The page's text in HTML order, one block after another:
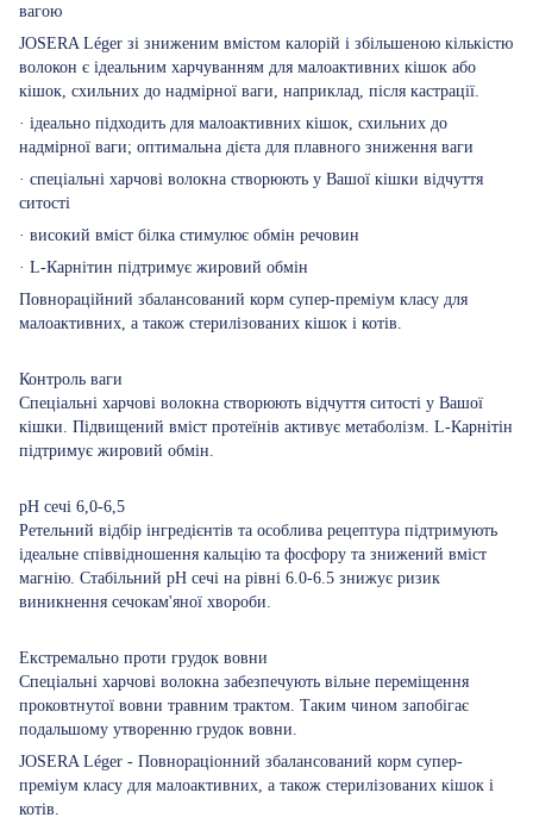
вагою
JOSERA Léger зі зниженим вмістом калорій і збільшеною кількістю
волокон є ідеальним харчуванням для малоактивних кішок або
кішок, схильних до надмірної ваги, наприклад, після кастрації.
· ідеально підходить для малоактивних кішок, схильних до
надмірної ваги; оптимальна дієта для плавного зниження ваги
· спеціальні харчові волокна створюють у Вашої кішки відчуття
ситості
· високий вміст білка стимулює обмін речовин
· L-Карнітин підтримує жировий обмін
Повнораційний збалансований корм супер-преміум класу для
малоактивних, а також стерилізованих кішок і котів.
Контроль ваги
Спеціальні харчові волокна створюють відчуття ситості у Вашої
кішки. Підвищений вміст протеїнів активує метаболізм. L-Карнітін
підтримує жировий обмін.
pH сечі 6,0-6,5
Ретельний відбір інгредієнтів та особлива рецептура підтримують
ідеальне співвідношення кальцію та фосфору та знижений вміст
магнію. Стабільний pH сечі на рівні 6.0-6.5 знижує ризик
виникнення сечокам'яної хвороби.
Екстремально проти грудок вовни
Спеціальні харчові волокна забезпечують вільне переміщення
проковтнутої вовни травним трактом. Таким чином запобігає
подальшому утворенню грудок вовни.
JOSERA Léger - Повнораціонний збалансований корм супер-
преміум класу для малоактивних, а також стерилізованих кішок і
котів.